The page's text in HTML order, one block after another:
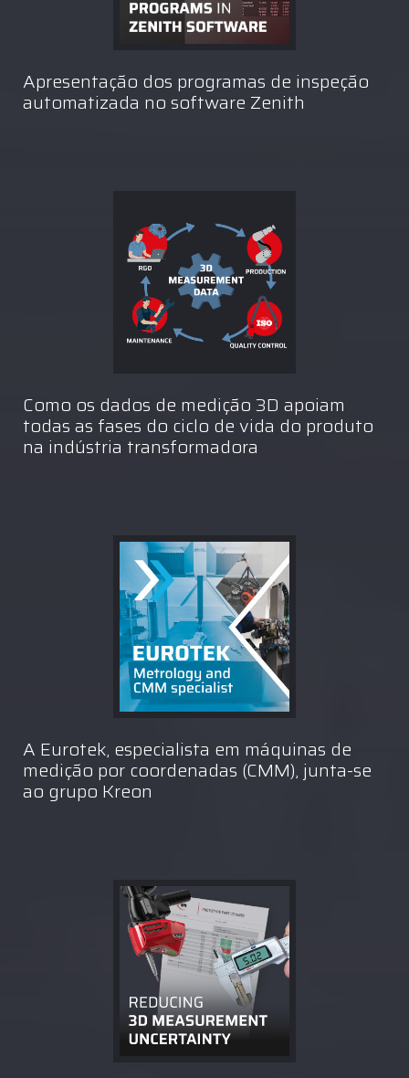
Apresentação dos programas de inspeção
automatizada no software Zenith
Como os dados de medição 3D apoiam
todas as fases do ciclo de vida do produto
na indústria transformadora
A Eurotek, especialista em máquinas de
medição por coordenadas (CMM), junta-se
ao grupo Kreon